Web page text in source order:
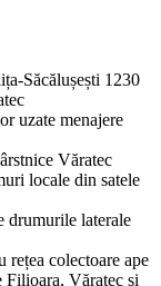
Săcălușești 1230
uzate menajere
Văratec
locale din satele
drumurile laterale
rețea colectoare ape
Filioara, Văratec și